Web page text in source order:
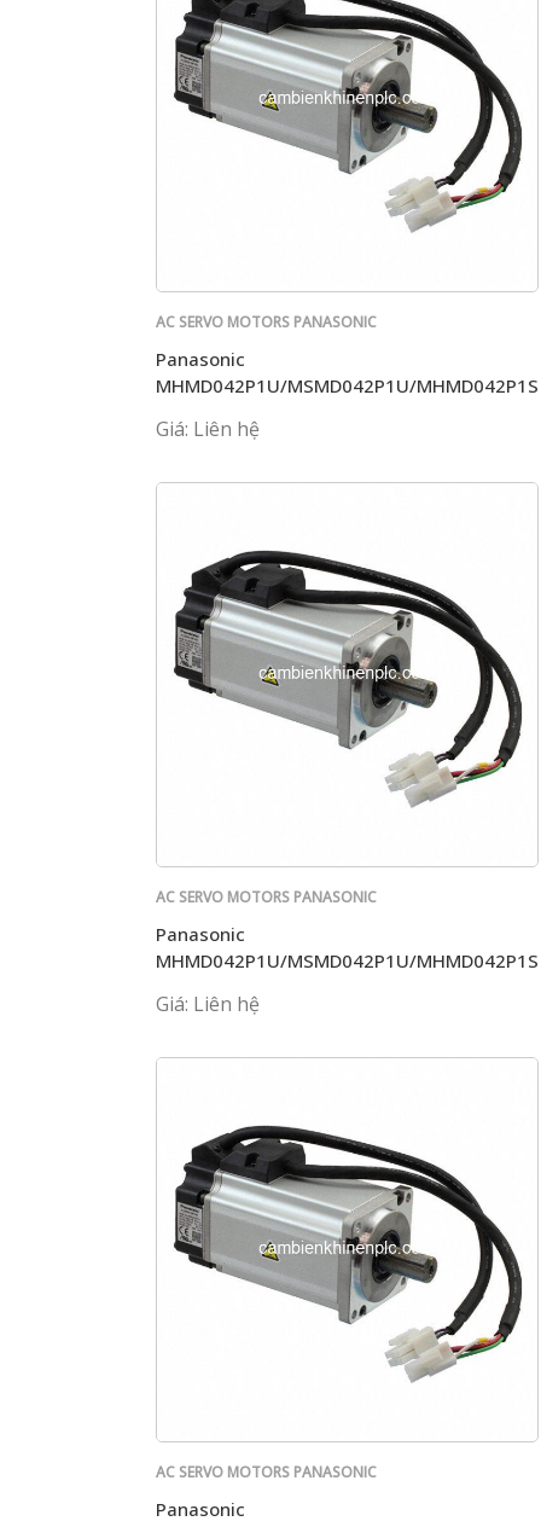
AC SERVO MOTORS PANASONIC
Panasonic
MHMD042P1U/MSMD042P1U/MHMD042P1S
Giá: Liên hệ
AC SERVO MOTORS PANASONIC
Panasonic
MHMD042P1U/MSMD042P1U/MHMD042P1S
Giá: Liên hệ
AC SERVO MOTORS PANASONIC
Panasonic